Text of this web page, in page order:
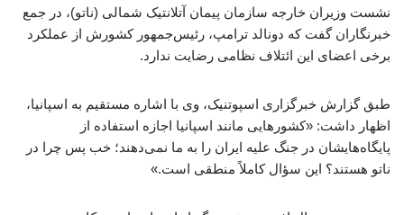
نشست وزیران خارجه سازمان پیمان آتلانتیک شمالی (ناتو)، در جمع
خبرنگاران گفت که دونالد ترامپ، رئیس‌جمهور کشورش از عملکرد
برخی اعضای این ائتلاف نظامی رضایت ندارد.
طبق گزارش خبرگزاری اسپوتنیک، وی با اشاره مستقیم به اسپانیا،
اظهار داشت: «کشورهایی مانند اسپانیا اجازه استفاده از
پایگاه‌هایشان در جنگ علیه ایران را به ما نمی‌دهند؛ خب پس چرا در
ناتو هستند؟ این سؤال کاملاً منطقی است.»